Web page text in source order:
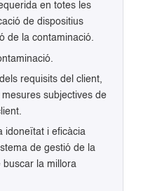
en totes les
de dispositius
de la contaminació.
requisits del client,
subjectives de
idoneïtat i eficàcia
de gestió de la
buscar la millora